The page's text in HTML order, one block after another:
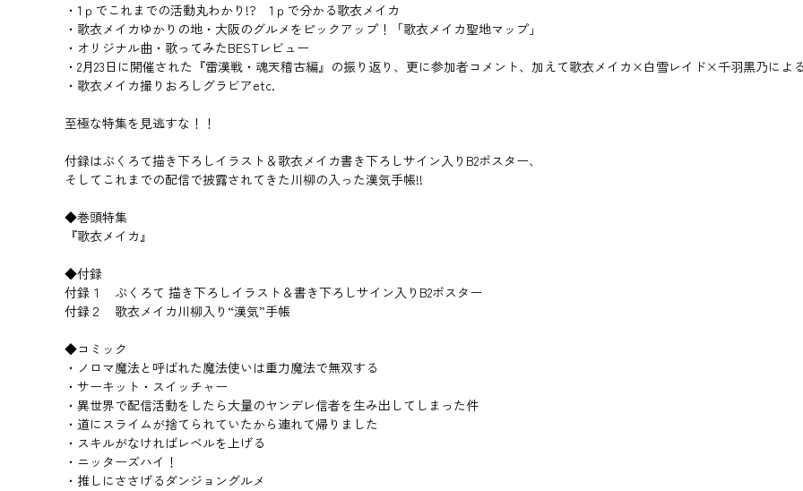
・1ｐでこれまでの活動丸わかり!? 1ｐで分かる歌衣メイカ
・歌衣メイカゆかりの地・大阪のグルメをピックアップ！「歌衣メイカ聖地マップ」
・オリジナル曲・歌ってみたBESTレビュー
・2月23日に開催された『雷漢戦・魂天稽古編』の振り返り、更に参加者コメント、加えて歌衣メイカ×白雪レイド×千羽黒乃によ
・歌衣メイカ撮りおろしグラビアetc.
至極な特集を見逃すな！！
付録はぶくろて描き下ろしイラスト＆歌衣メイカ書き下ろしサイン入りB2ポスター、
そしてこれまでの配信で披露されてきた川柳の入った漢気手帳!!
◆巻頭特集
『歌衣メイカ』
◆付録
付録１ ぶくろて 描き下ろしイラスト＆書き下ろしサイン入りB2ポスター
付録２ 歌衣メイカ川柳入り“漢気”手帳
◆コミック
・ノロマ魔法と呼ばれた魔法使いは重力魔法で無双する
・サーキット・スイッチャー
・異世界で配信活動をしたら大量のヤンデレ信者を生み出してしまった件
・道にスライムが捨てられていたから連れて帰りました
・スキルがなければレベルを上げる
・ニッターズハイ！
・推しにささげるダンジョングルメ